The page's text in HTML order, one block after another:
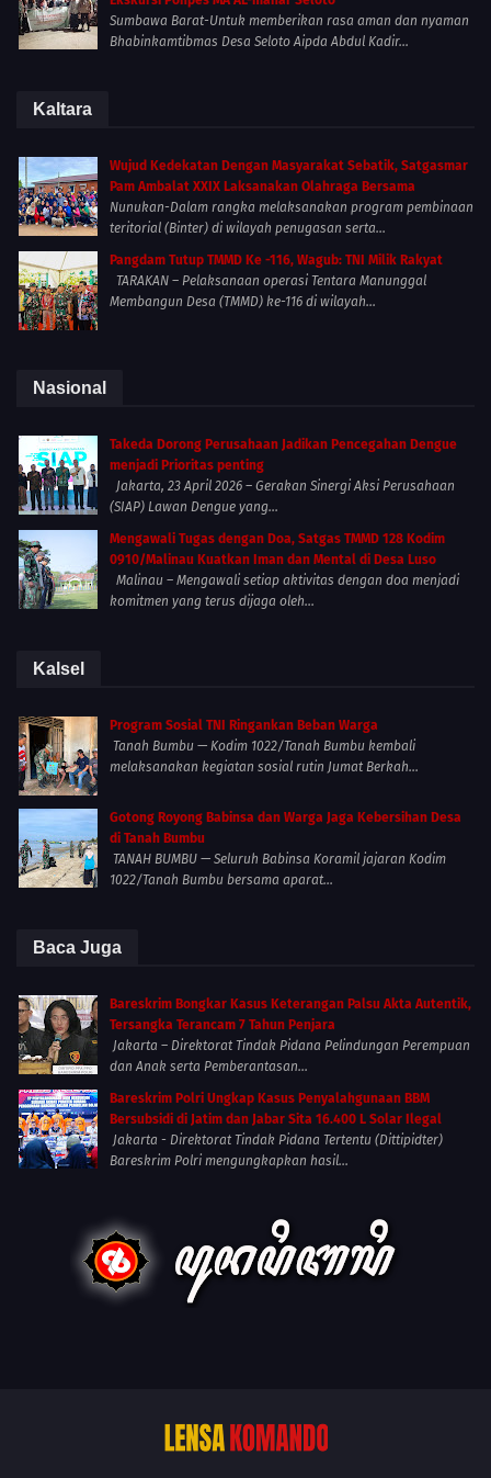
Sumbawa Barat-Untuk memberikan rasa aman dan nyaman
Bhabinkamtibmas Desa Seloto Aipda Abdul Kadir...
Kaltara
Wujud Kedekatan Dengan Masyarakat Sebatik, Satgasmar
Pam Ambalat XXIX Laksanakan Olahraga Bersama
Nunukan-Dalam rangka melaksanakan program pembinaan
teritorial (Binter) di wilayah penugasan serta...
Pangdam Tutup TMMD Ke -116, Wagub: TNI Milik Rakyat
TARAKAN – Pelaksanaan operasi Tentara Manunggal
Membangun Desa (TMMD) ke-116 di wilayah...
Nasional
Takeda Dorong Perusahaan Jadikan Pencegahan Dengue
menjadi Prioritas penting
Jakarta, 23 April 2026 – Gerakan Sinergi Aksi Perusahaan
(SIAP) Lawan Dengue yang...
Mengawali Tugas dengan Doa, Satgas TMMD 128 Kodim
0910/Malinau Kuatkan Iman dan Mental di Desa Luso
Malinau – Mengawali setiap aktivitas dengan doa menjadi
komitmen yang terus dijaga oleh...
Kalsel
Program Sosial TNI Ringankan Beban Warga
Tanah Bumbu — Kodim 1022/Tanah Bumbu kembali
melaksanakan kegiatan sosial rutin Jumat Berkah...
Gotong Royong Babinsa dan Warga Jaga Kebersihan Desa
di Tanah Bumbu
TANAH BUMBU — Seluruh Babinsa Koramil jajaran Kodim
1022/Tanah Bumbu bersama aparat...
Baca Juga
Bareskrim Bongkar Kasus Keterangan Palsu Akta Autentik,
Tersangka Terancam 7 Tahun Penjara
Jakarta – Direktorat Tindak Pidana Pelindungan Perempuan
dan Anak serta Pemberantasan...
Bareskrim Polri Ungkap Kasus Penyalahgunaan BBM
Bersubsidi di Jatim dan Jabar Sita 16.400 L Solar Ilegal
Jakarta - Direktorat Tindak Pidana Tertentu (Dittipidter)
Bareskrim Polri mengungkapkan hasil...